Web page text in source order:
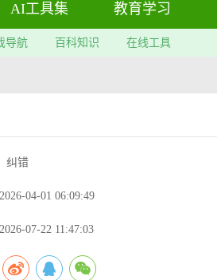
AI工具集 教育学习
导航 百科知识 在线工具
纠错
2026-04-01 06:09:49
2026-07-22 11:47:03